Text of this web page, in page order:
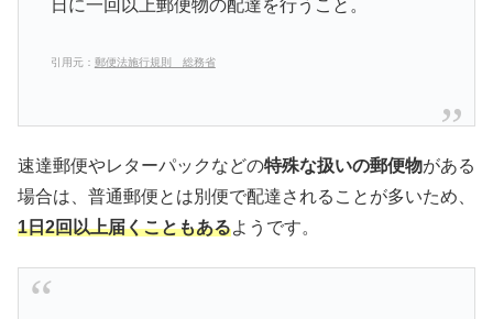
日に一回以上郵便物の配達を行うこと。
引用元： 郵便法施行規則 総務省
速達郵便やレターパックなどの特殊な扱いの郵便物がある
場合は、普通郵便とは別便で配達されることが多いため、
1日2回以上届くこともあるようです。